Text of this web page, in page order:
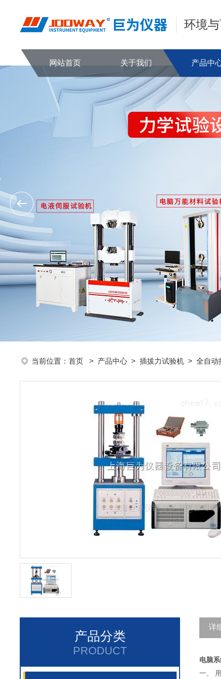
环境
网站首页 关于我们 产品中
当前位置： 首页 > 产品中心 > 插拔力试验机 > 全自动
产品分类
PRODUCT
详
电脑
一、